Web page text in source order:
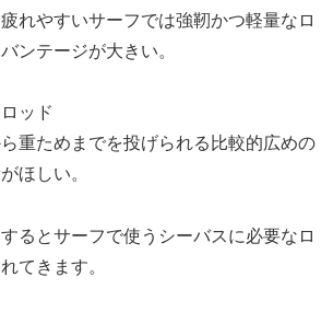
れやすいサーフでは強靭かつ軽量なロ
ンテージが大きい。
ッド
重ためまでを投げられる比較的広めの
ほしい。
るとサーフで使うシーバスに必要なロ
てきます。